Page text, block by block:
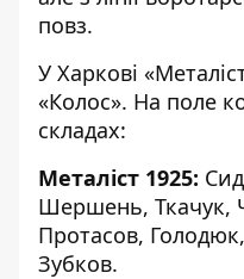
повз.
У Харкові
«Колос». На поле
складах:
Металіст 1925:
Шершень, Ткачук,
Протасов,
Зубков.